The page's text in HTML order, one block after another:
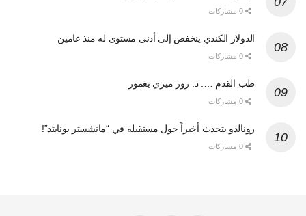
الدولار الكندي ينخفض إلى أدنى مستوى له منذ عامين
طب القدم …. د. روز ميري يغمور
رونالدو يتحدث أخيراً حول مستقبله في “مانشستر يونايتد”!